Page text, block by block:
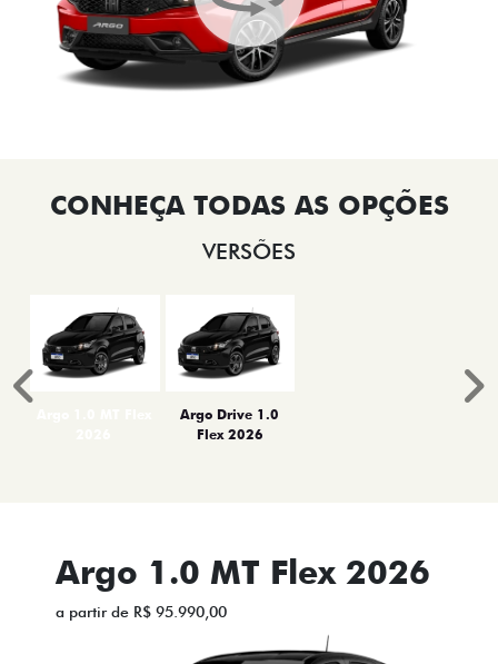
VERSÕES
Argo Drive 1.0
Flex 2026
Anterior
Argo 1.0 MT Flex 2026
a partir de R$ 95.990,00